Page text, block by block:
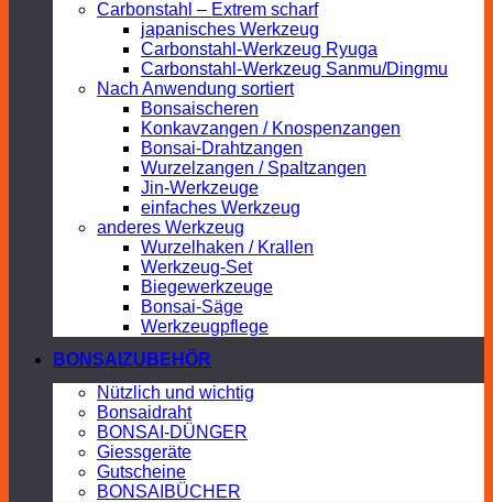
Carbonstahl – Extrem scharf
japanisches Werkzeug
Carbonstahl-Werkzeug Ryuga
Carbonstahl-Werkzeug Sanmu/Dingmu
Nach Anwendung sortiert
Bonsaischeren
Konkavzangen / Knospenzangen
Bonsai-Drahtzangen
Wurzelzangen / Spaltzangen
Jin-Werkzeuge
einfaches Werkzeug
anderes Werkzeug
Wurzelhaken / Krallen
Werkzeug-Set
Biegewerkzeuge
Bonsai-Säge
Werkzeugpflege
BONSAIZUBEHÖR
Nützlich und wichtig
Bonsaidraht
BONSAI-DÜNGER
Giessgeräte
Gutscheine
BONSAIBÜCHER